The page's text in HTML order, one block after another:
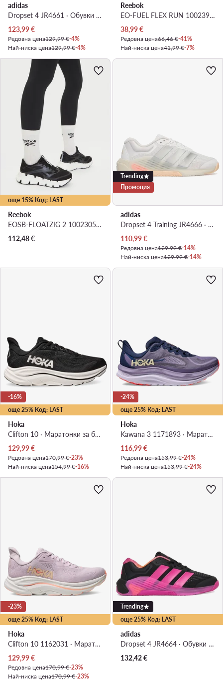
adidas
Dropset 4 JR4661 · Обувки за фитнес зала
Актуална цена
123,99€
Редовна цена129,99 €-4%
Най-ниска цена129,99 €-4%
Reebok
EO-FUEL FLEX RUN 100239318 · Маратонки за бягане
Актуална цена
38,99€
Редовна цена66,46 €-41%
Най-ниска цена41,99 €-7%
още 15% Код: LAST
Reebok
EOSB-FLOATZIG 2 100230562 · Маратонки за бягане
112,48€
Trending
Промоция
adidas
Dropset 4 Training JR4666 · Обувки за фитнес зала
Актуална цена
110,99€
Редовна цена129,99 €-14%
Най-ниска цена129,99 €-14%
още 25% Код: LAST
-16%
Hoka
Clifton 10 · Маратонки за бягане
Актуална цена
129,99€
Редовна цена170,99 €-23%
Най-ниска цена154,99 €-16%
още 25% Код: LAST
-24%
Hoka
Kawana 3 1171893 · Маратонки за бягане
Актуална цена
116,99€
Редовна цена153,99 €-24%
Най-ниска цена153,99 €-24%
още 25% Код: LAST
-23%
Hoka
Clifton 10 1162031 · Маратонки за бягане
Актуална цена
129,99€
Редовна цена170,99 €-23%
Най-ниска цена170,99 €-23%
още 25% Код: LAST
Trending
adidas
Dropset 4 JR4664 · Обувки за фитнес зала
132,42€